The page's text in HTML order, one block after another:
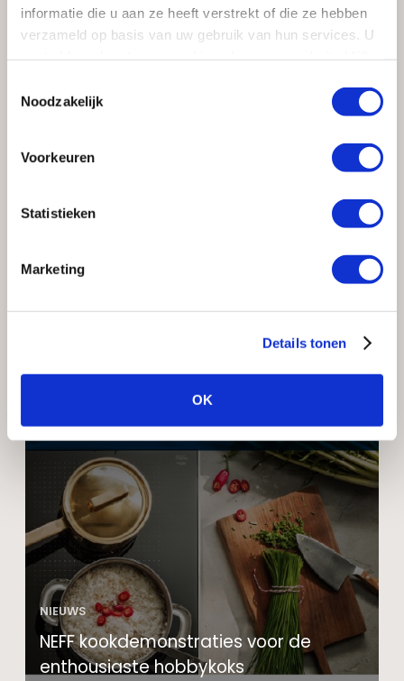
informatie die u aan ze heeft verstrekt of die ze hebben
verzameld op basis van uw gebruik van hun services. U
Noodzakelijk
Voorkeuren
Statistieken
Marketing
Details tonen
OK
Meer informatie en de kraan bekijken? Maak een
afspraak bijKloosterman Keukens in Huizen
LEES OOK
Nu 50% korting op een NEFF inductie
kookplaat
NIEUWS
NEFF kookdemonstraties voor de
enthousiaste hobbykoks